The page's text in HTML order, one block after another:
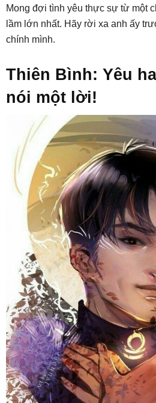
Mong đợi tình yêu thực sự từ một
lầm lớn nhất. Hãy rời xa anh ấy
chính mình.
Thiên Bình: Yêu
nói một lời!